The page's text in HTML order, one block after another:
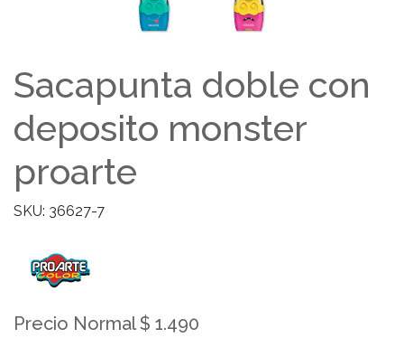
Sacapunta doble con
deposito monster
proarte
SKU: 36627-7
Precio Normal $ 1.490